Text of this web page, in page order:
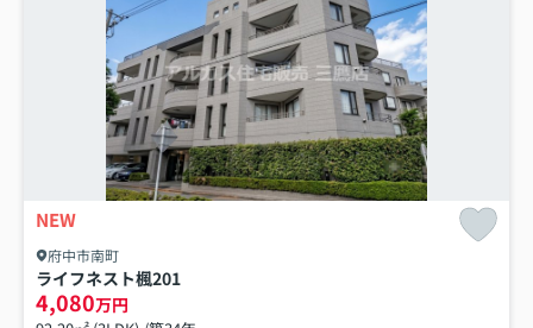
NEW
府中市南町
ライフネスト楓201
4,080万円